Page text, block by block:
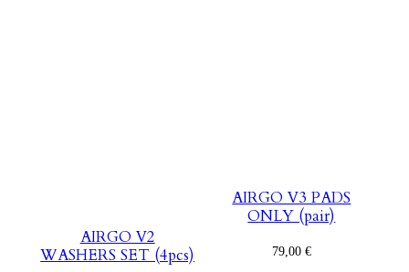
AIRGO V2
WASHERS SET (4pcs)
AIRGO V3 PADS
ONLY (pair)
79,00 €